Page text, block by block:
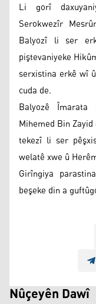
Li gorî
Serokwezîr
Balyozî li ser
piştevaniyeke
serxistina erkê wî
cuda de.
Balyozê
Mihemed Bin
tekezî li ser
welatê xwe û
Girîngiya
beşeke din a
Nûçeyên Dawî